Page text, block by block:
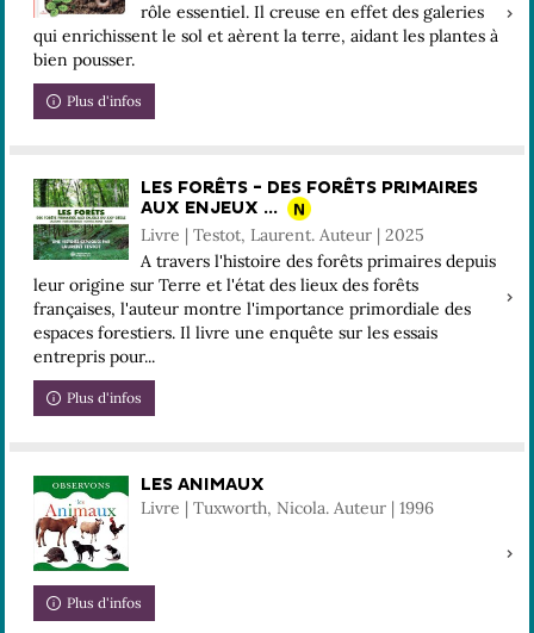
rôle essentiel. Il creuse en effet des galeries
qui enrichissent le sol et aèrent la terre, aidant les plantes à
bien pousser.
Plus d'infos
LES FORÊTS - DES FORÊTS PRIMAIRES
AUX ENJEUX ...
Livre | Testot, Laurent. Auteur | 2025
A travers l'histoire des forêts primaires depuis
leur origine sur Terre et l'état des lieux des forêts
françaises, l'auteur montre l'importance primordiale des
espaces forestiers. Il livre une enquête sur les essais
entrepris pour...
Plus d'infos
LES ANIMAUX
Livre | Tuxworth, Nicola. Auteur | 1996
Plus d'infos